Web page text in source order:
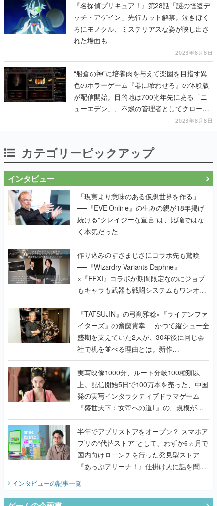
『名探偵プリキュア！』第28話「謎の怪盗デ
ッチ・アゲイン」先行カット解禁。泣きぼく
ろにモノクル、ミステリアスな姿が映し出さ
れた場面も
2026年8月8日
“船倉の神”に培養肉を与えて楽園を目指す異
色のホラーゲーム『器に喰わせろ』の体験版
が配信開始。目的地は700光年先にある「ニ
ューエデン」、不燃の管理者としてクローン
人間を増やし、加工して神に捧げる2026年8月8日
カテゴリーピックアップ
インタビュー
「現実より意味のある仮想世界を作る」
──『EVE Online』の生みの親が18年掲げ
続ける”クレイジーな宣言”は、比喩ではな
く本気だった
作り込みのすさまじさにコラボ先も驚嘆
──『Wizardry Variants Daphne』
×『FFXI』コラボが期間限定なのにジョブ
もキャラも武器も戦闘システムもワンオフ
で作り込まれた理由を両ディレクターに聞
く
『TATSUJIN』の弓削雅稔×『ライデンファ
イターズ』の齋藤貴幸──かつて縦シュー全
盛期を支えていた2人が、30年後に同じ会
社で机を並べる理由とは。新作
『TATSUJIN EXTREME』で初タッグを組
んだレジェンド2人に訊く開発秘話
実写映像1000分、ルート分岐100種類以
上。配信開始5日で100万本を売った、中国
発の実写インタラクティブドラマゲーム
『盛世天下：女帝への道II』の、規模が違
うこだわりをプロデューサーに聞いた
半年でアプリストアをオープン？ スマホア
プリの“代替ストア”として、わずか6ヵ月で
国内向けローンチを行った発見型ストア
『あっぷアリーナ！』仕掛け人に話を聞い
てみた
インタビューの記事一覧